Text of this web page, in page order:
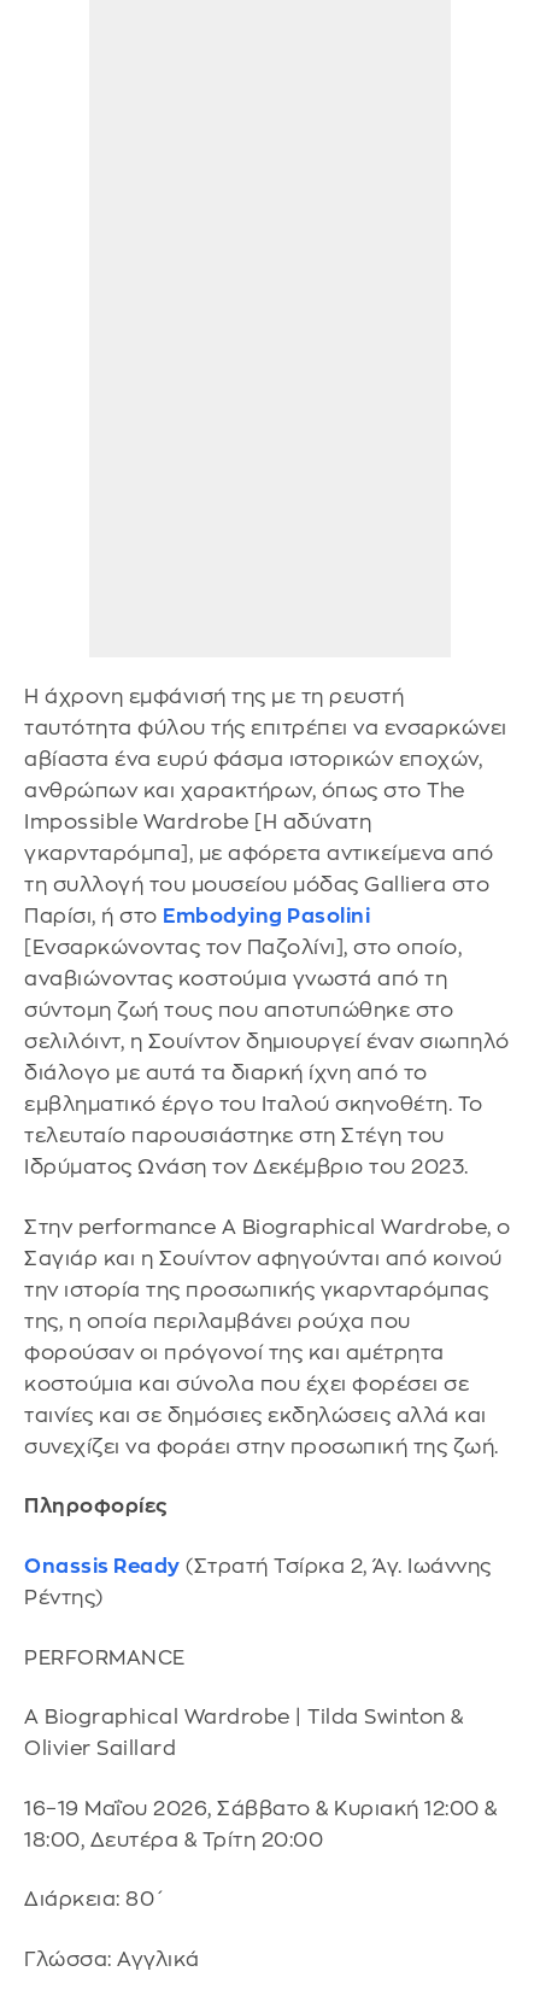
Η άχρονη εμφάνισή της με τη ρευστή
ταυτότητα φύλου τής επιτρέπει να ενσαρκώνει
αβίαστα ένα ευρύ φάσμα ιστορικών εποχών,
ανθρώπων και χαρακτήρων, όπως στο The
Impossible Wardrobe [Η αδύνατη
γκαρνταρόμπα], με αφόρετα αντικείμενα από
τη συλλογή του μουσείου μόδας Galliera στο
Παρίσι, ή στο Embodying Pasolini
[Ενσαρκώνοντας τον Παζολίνι], στο οποίο,
αναβιώνοντας κοστούμια γνωστά από τη
σύντομη ζωή τους που αποτυπώθηκε στο
σελιλόιντ, η Σουίντον δημιουργεί έναν σιωπηλό
διάλογο με αυτά τα διαρκή ίχνη από το
εμβληματικό έργο του Ιταλού σκηνοθέτη. Το
τελευταίο παρουσιάστηκε στη Στέγη του
Ιδρύματος Ωνάση τον Δεκέμβριο του 2023.
Στην performance A Biographical Wardrobe, ο
Σαγιάρ και η Σουίντον αφηγούνται από κοινού
την ιστορία της προσωπικής γκαρνταρόμπας
της, η οποία περιλαμβάνει ρούχα που
φορούσαν οι πρόγονοί της και αμέτρητα
κοστούμια και σύνολα που έχει φορέσει σε
ταινίες και σε δημόσιες εκδηλώσεις αλλά και
συνεχίζει να φοράει στην προσωπική της ζωή.
Πληροφορίες
Onassis Ready (Στρατή Τσίρκα 2, Άγ. Ιωάννης
Ρέντης)
PERFORMANCE
A Biographical Wardrobe | Tilda Swinton &
Olivier Saillard
16–19 Μαΐου 2026, Σάββατο & Κυριακή 12:00 &
18:00, Δευτέρα & Τρίτη 20:00
Διάρκεια: 80΄
Γλώσσα: Αγγλικά